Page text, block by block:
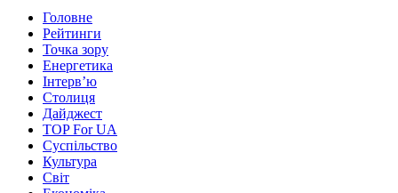
Головне
Рейтинги
Точка зору
Енергетика
Інтерв’ю
Столиця
Дайджест
TOP For UA
Суспiльство
Культура
Світ